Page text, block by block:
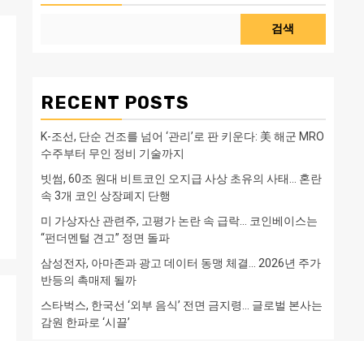
검색
RECENT POSTS
K-조선, 단순 건조를 넘어 ‘관리’로 판 키운다: 美 해군 MRO
수주부터 무인 정비 기술까지
빗썸, 60조 원대 비트코인 오지급 사상 초유의 사태… 혼란
속 3개 코인 상장폐지 단행
미 가상자산 관련주, 고평가 논란 속 급락… 코인베이스는
“펀더멘털 견고” 정면 돌파
삼성전자, 아마존과 광고 데이터 동맹 체결… 2026년 주가
반등의 촉매제 될까
스타벅스, 한국선 ‘외부 음식’ 전면 금지령… 글로벌 본사는
감원 한파로 ‘시끌’